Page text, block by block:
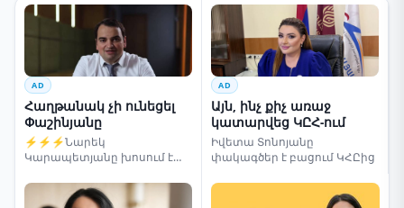
AD
Հաղթանակ չի ունեցել
Փաշինյանը
⚡⚡⚡Նարեկ
Կարապետյանը խոսում է
AD
Այն, ինչ քիչ առաջ
կատարվեց ԿԸՀ-ում
Իվետա Տոնոյանը
փակագծեր է բացում ԿՀԸից